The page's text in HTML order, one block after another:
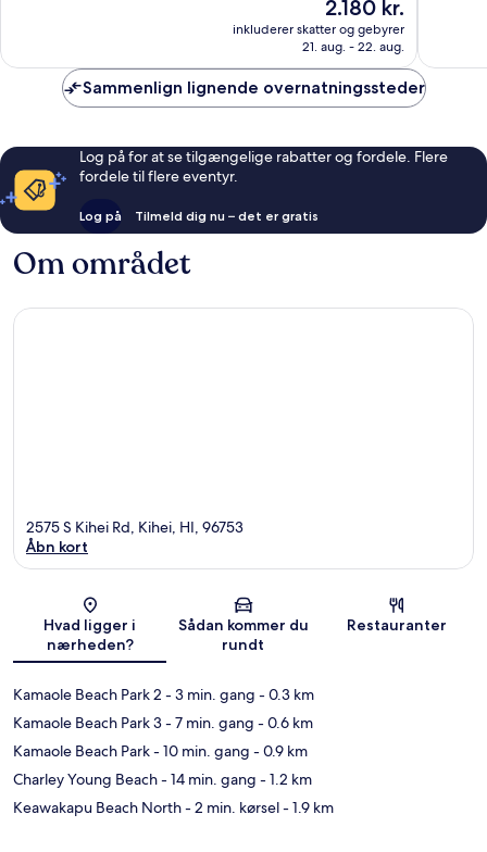
2.180 kr.
2.180 kr.
inkluderer skatter og gebyrer
21. aug. - 22. aug.
Sammenlign lignende overnatningssteder
Log på for at se tilgængelige rabatter og fordele. Flere
fordele til flere eventyr.
Log på Tilmeld dig nu – det er gratis
Om området
Kort
2575 S Kihei Rd, Kihei, HI, 96753
Åbn kort
Hvad ligger i
nærheden?
Sådan kommer du
rundt
Restauranter
Kamaole Beach Park 2 - 3 min. gang - 0.3 km
Kamaole Beach Park 3- 7 min. gang - 0.6 km
Kamaole Beach Park- 10 min. gang - 0.9 km
Charley Young Beach- 14 min. gang - 1.2 km
Keawakapu Beach North- 2 min. kørsel- 1.9 km